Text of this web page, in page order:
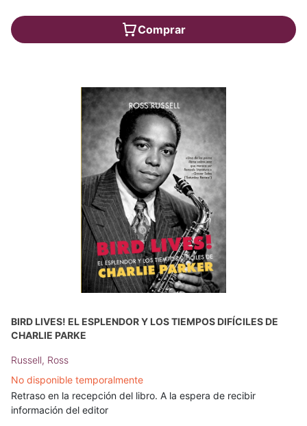
Comprar
BIRD LIVES! EL ESPLENDOR Y LOS TIEMPOS DIFÍCILES DE
CHARLIE PARKE
Russell, Ross
No disponible temporalmente
Retraso en la recepción del libro. A la espera de recibir
información del editor